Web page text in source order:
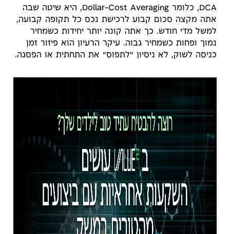
DCA, כלומר Dollar-Cost Averaging, היא שיטה שבה
אתה מקצה סכום קבוע לרכישת נכס כל תקופה קבועה,
למשל מדי חודש. כך אתה קונה יותר יחידות כשמחיר
נמוך ופחות כשמחיר גבוה. עיקר הרעיון הוא פיזור זמן
כניסה לשוק, לא ניסיון "לתפוס" את התחתית או הפסגה.